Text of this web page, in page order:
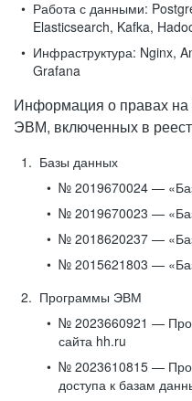
Работа с данными:
Elasticsearch, Kafka,
Инфраструктура: Nginx,
Grafana
Информация о правах
ЭВМ, включенных в
Базы данных
№ 2019670024 —
№ 2019670023 —
№ 2018620237 —
№ 2015621803 —
Программы ЭВМ
№ 2023660921 —
сайта hh.ru
№ 2023610815 —
доступа к базам